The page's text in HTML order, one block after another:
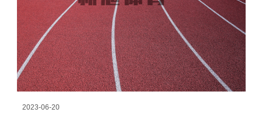
2023-06-20